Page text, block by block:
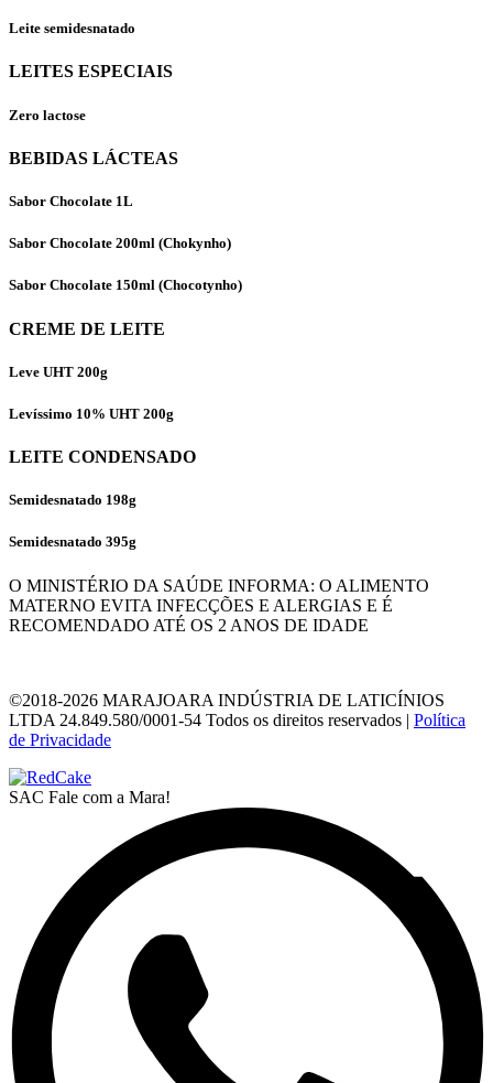
Leite semidesnatado
LEITES ESPECIAIS
Zero lactose
BEBIDAS LÁCTEAS
Sabor Chocolate 1L
Sabor Chocolate 200ml (Chokynho)
Sabor Chocolate 150ml (Chocotynho)
CREME DE LEITE
Leve UHT 200g
Levíssimo 10% UHT 200g
LEITE CONDENSADO
Semidesnatado 198g
Semidesnatado 395g
O MINISTÉRIO DA SAÚDE INFORMA: O ALIMENTO
MATERNO EVITA INFECÇÕES E ALERGIAS E É
RECOMENDADO ATÉ OS 2 ANOS DE IDADE
©2018-2026 MARAJOARA INDÚSTRIA DE LATICÍNIOS
LTDA 24.849.580/0001-54 Todos os direitos reservados | Política
de Privacidade
SAC Fale com a Mara!